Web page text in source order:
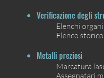
Verificazione degli
Elenchi
Elenco
Metalli preziosi
Marcatura
Assegnatari